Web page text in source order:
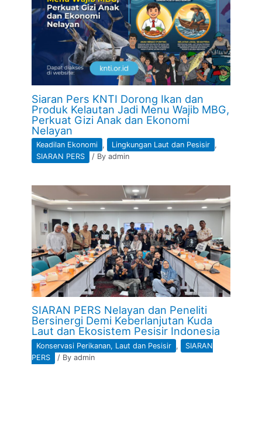
Siaran Pers KNTI Dorong Ikan dan
Produk Kelautan Jadi Menu Wajib MBG,
Perkuat Gizi Anak dan Ekonomi
Nelayan
Keadilan Ekonomi , Lingkungan Laut dan Pesisir ,
SIARAN PERS
/ Byadmin
SIARAN PERS Nelayan dan Peneliti
Bersinergi Demi Keberlanjutan Kuda
Laut dan Ekosistem Pesisir Indonesia
Konservasi Perikanan, Laut dan Pesisir ,
SIARAN
PERS
/ Byadmin